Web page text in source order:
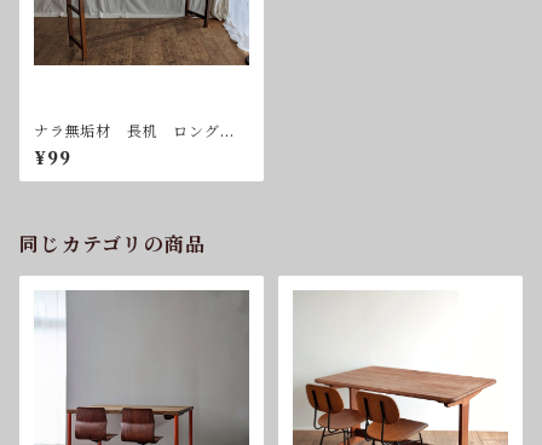
ナラ無垢材 長机 ロングテ
ーブル 作業台 送料込
¥99
同じカテゴリの商品